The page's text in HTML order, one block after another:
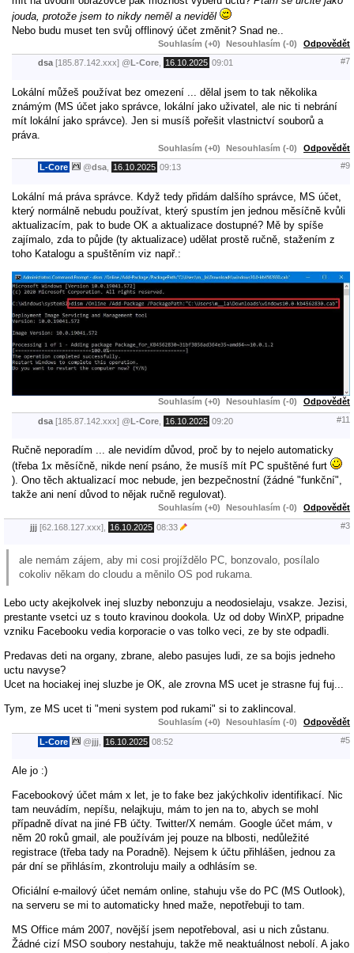
jouda, protože jsem to nikdy neměl a neviděl
Nebo budu muset ten svůj offlinový účet změnit? Snad ne..
Souhlasím (+0) Nesouhlasím (-0) Odpovědět
dsa[185.87.142.xxx] @ L-Core, 16.10.2025 09:01 #7
Lokální můžeš používat bez omezení ... dělal jsem to tak několika
známým (MS účet jako správce, lokální jako uživatel, ale nic ti nebrání
mít lokální jako správce). Jen si musíš pořešit vlastnictví souborů a
práva.
Souhlasím (+0) Nesouhlasím (-0) Odpovědět
L-Core @dsa, 16.10.2025 09:13 #9
Lokální má práva správce. Když tedy přidám dalšího správce, MS účet,
který normálně nebudu používat, který spustím jen jednou měsíčně kvůli
aktualizacím, pak to bude OK a aktualizace dostupné? Mě by spíše
zajímalo, zda to půjde (ty aktualizace) udělat prostě ručně, stažením z
toho Katalogu a spuštěním viz např.:
Souhlasím (+0) Nesouhlasím (-0) Odpovědět
dsa [185.87.142.xxx] @L-Core 16.10.2025 09:20 #11
Ručně neporadím ... ale nevidím důvod, proč by to nejelo automaticky
(třeba 1x měsíčně, nikde není psáno, že musíš mít PC spuštěné furt
). Ono těch aktualizací moc nebude, jen bezpečnostní (žádné "funkční",
takže ani není důvod to nějak ručně regulovat).
Souhlasím (+0) Nesouhlasím (-0) Odpovědět
jjj [62.168.127.xxx], 16.10.2025 08:33 #3
ale nemám zájem, aby mi cosi projíždělo PC, bonzovalo, posílalo
cokoliv někam do cloudu a měnilo OS pod rukama.
Lebo ucty akejkolvek inej sluzby nebonzuju a neodosielaju, vsakze. Jezisi,
prestante vsetci uz s touto kravinou dookola. Uz od doby WinXP, pripadne
vzniku Facebooku vedia korporacie o vas tolko veci, ze by ste odpadli.
Predavas deti na organy, zbrane, alebo pasujes ludi, ze sa bojis jedneho
uctu navyse?
Ucet na hociakej inej sluzbe je OK, ale zrovna MS ucet je strasne fuj fuj...
Tym, ze MS ucet ti "meni system pod rukami" si to zaklincoval.
Souhlasím (+0) Nesouhlasím (-0) Odpovědět
L-Core @jjj 16.10.2025 08:52 #5
Ale jo :)
Facebookový účet mám x let, je to fake bez jakýchkoliv identifikací. Nic
tam neuvádím, nepíšu, nelajkuju, mám to jen na to, abych se mohl
případně dívat na jiné FB účty. Twitter/X nemám. Google účet mám, v
něm 20 roků gmail, ale používám jej pouze na blbosti, nedůležité
registrace (třeba tady na Poradně). Nejsem k účtu přihlášen, jednou za
pár dní se přihlásím, zkontroluju maily a odhlásím se.
Oficiální e-mailový účet nemám online, stahuju vše do PC (MS Outlook),
na serveru se mi to automaticky hned maže, nepotřebuji to tam.
MS Office mám 2007, novější jsem nepotřeboval, asi u nich zůstanu.
Žádné cizí MSO soubory nestahuju, takže mě neaktuálnost nebolí. A jako